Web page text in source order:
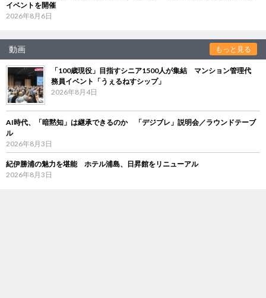
イベントを開催
2026年8月6日
動画 もっと見る
「100歳現役」目指すシニア1500人が集結 マンション管理代
務員イベント「うぇるねすシップ」
2026年8月4日
AI時代、「暗黙知」は継承できるのか 「デジブレ」説明会／ラウンドテーブ
ル
2026年8月3日
紀伊勝浦の魅力を堪能 ホテル浦島、日昇館をリニューアル
2026年8月3日